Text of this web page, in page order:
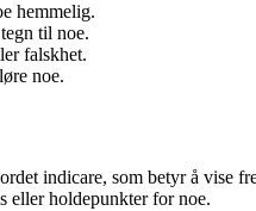
hemmelig.
til noe.
falskhet.
noe.
indicare, som betyr å vise
eller holdepunkter for noe.